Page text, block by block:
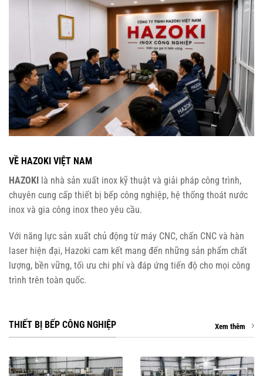
VỀ HAZOKI VIỆT NAM
HAZOKI là nhà sản xuất inox kỹ thuật và giải pháp công trình,
chuyên cung cấp thiết bị bếp công nghiệp, hệ thống thoát nước
inox và gia công inox theo yêu cầu.
Với năng lực sản xuất chủ động từ máy CNC, chấn CNC và hàn
laser hiện đại, Hazoki cam kết mang đến những sản phẩm chất
lượng, bền vững, tối ưu chi phí và đáp ứng tiến độ cho mọi công
trình trên toàn quốc.
THIẾT BỊ BẾP CÔNG NGHIỆP Xem thêm